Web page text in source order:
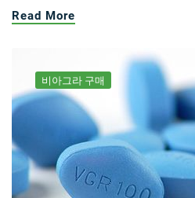
Read More
비아그라 구매